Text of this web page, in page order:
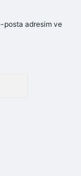
posta adresim ve